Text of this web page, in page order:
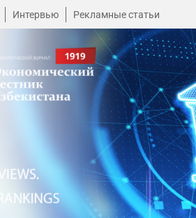
Интервью Рекламные статьи